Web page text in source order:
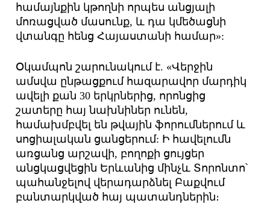
համայնքին կթողնի որպես անցյալի
մոռացված մասունք, և դա կմեծացնի
վտանգը հենց Հայաստանի համար»:
Օկամպոն շարունակում է. «Վերջին
ամսվա ընթացքում հազարավոր մարդիկ
ավելի քան 30 երկրներից, որոնցից
շատերը հայ նախնիներ ունեն,
համախմբվել են թվային ֆորումներում և
սոցիալական ցանցերում: Ի հավելումն
առցանց արշավի, բողոքի ցույցեր
անցկացվեցին Երևանից մինչև Տորոնտո՝
պահանջելով վերադարձնել Բաքվում
բանտարկված հայ պատանդներին։